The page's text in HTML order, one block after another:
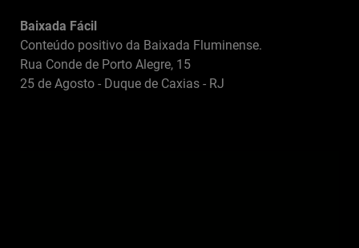
Baixada Fácil
Conteúdo positivo da Baixada Fluminense.
Rua Conde de Porto Alegre, 15
25 de Agosto - Duque de Caxias - RJ